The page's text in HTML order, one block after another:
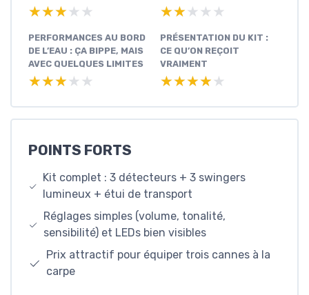
★★★★★
★★★★★ ★★★★★
★★★★★
PERFORMANCES AU BORD
DE L’EAU : ÇA BIPPE, MAIS
AVEC QUELQUES LIMITES
★★★★★
★★★★★
PRÉSENTATION DU KIT :
CE QU’ON REÇOIT
VRAIMENT
★★★★★
★★★★★
POINTS FORTS
Kit complet : 3 détecteurs + 3 swingers
lumineux + étui de transport
Réglages simples (volume, tonalité,
sensibilité) et LEDs bien visibles
Prix attractif pour équiper trois cannes à la
carpe